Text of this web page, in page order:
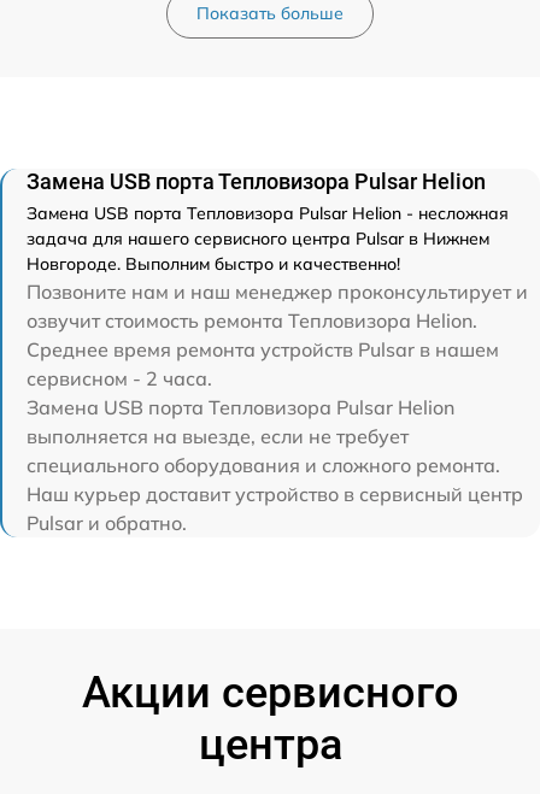
Показать больше
Замена USB порта Тепловизора Pulsar Helion
Замена USB порта Тепловизора Pulsar Helion - несложная
задача для нашего сервисного центра Pulsar в Нижнем
Новгороде. Выполним быстро и качественно!
Позвоните нам и наш менеджер проконсультирует и
озвучит стоимость ремонта Тепловизора Helion.
Среднее время ремонта устройств Pulsar в нашем
сервисном - 2 часа.
Замена USB порта Тепловизора Pulsar Helion
выполняется на выезде, если не требует
специального оборудования и сложного ремонта.
Наш курьер доставит устройство в сервисный центр
Pulsar и обратно.
Акции сервисного
центра